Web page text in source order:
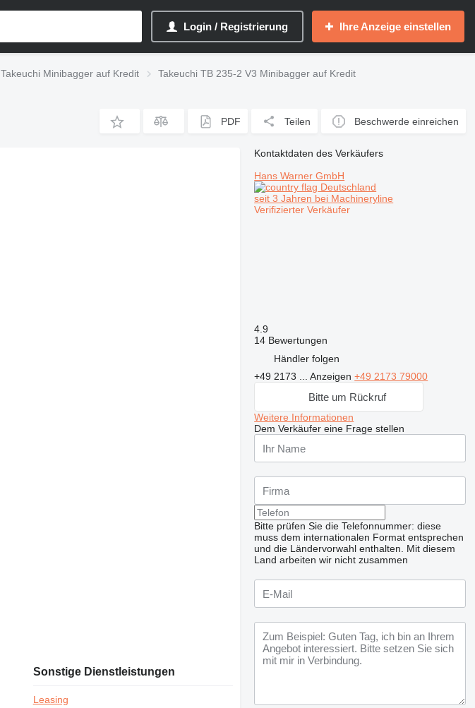
Login / Registrierung Ihre Anzeige einstellen
Takeuchi Minibagger auf Kredit Takeuchi TB 235-2 V3 Minibagger auf Kredit
PDF Teilen Beschwerde einreichen
Sonstige Dienstleistungen
Leasing
Kontaktdaten des Verkäufers
Hans Warner GmbH
Deutschland
seit 3 Jahren bei Machineryline
Verifizierter Verkäufer
4.9
14 Bewertungen
Händler folgen
+49 2173 ...Anzeigen+49 2173 79000
Bitte um Rückruf
Weitere Informationen
Dem Verkäufer eine Frage stellen
Bitte prüfen Sie die Telefonnummer: diese
muss dem internationalen Format entsprechen
und die Ländervorwahl enthalten.
Mit diesem
Land arbeiten wir nicht zusammen